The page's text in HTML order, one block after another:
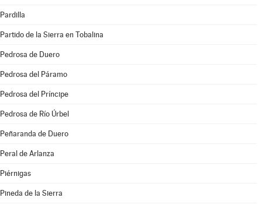
Pardilla
Partido de la Sierra en Tobalina
Pedrosa de Duero
Pedrosa del Páramo
Pedrosa del Príncipe
Pedrosa de Río Úrbel
Peñaranda de Duero
Peral de Arlanza
Piérnigas
Pineda de la Sierra